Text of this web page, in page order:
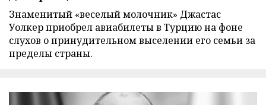
Знаменитый «веселый молочник» Джастас
Уолкер приобрел авиабилеты в Турцию на фоне
слухов о принудительном выселении его семьи за
пределы страны.